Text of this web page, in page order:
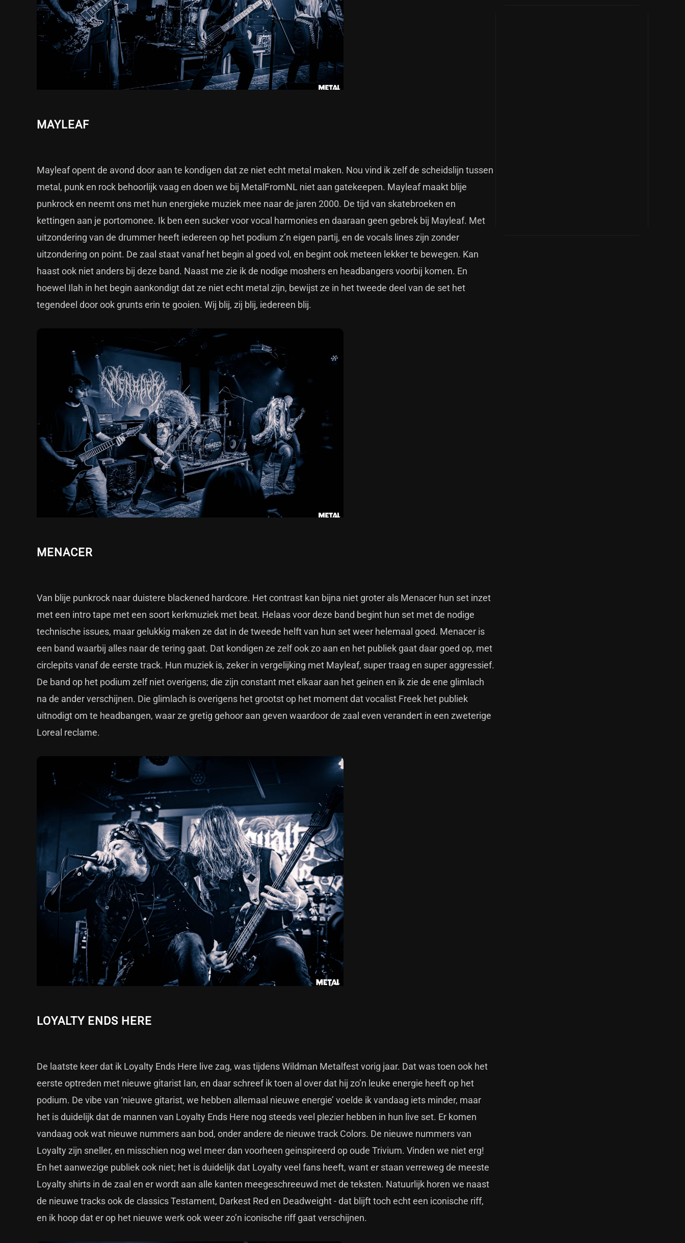
MAYLEAF
Mayleaf opent de avond door aan te kondigen dat ze niet echt metal maken. Nou vind ik zelf de scheidslijn tussen
metal, punk en rock behoorlijk vaag en doen we bij MetalFromNL niet aan gatekeepen. Mayleaf maakt blije
punkrock en neemt ons met hun energieke muziek mee naar de jaren 2000. De tijd van skatebroeken en
kettingen aan je portomonee. Ik ben een sucker voor vocal harmonies en daaraan geen gebrek bij Mayleaf. Met
uitzondering van de drummer heeft iedereen op het podium z’n eigen partij, en de vocals lines zijn zonder
uitzondering on point. De zaal staat vanaf het begin al goed vol, en begint ook meteen lekker te bewegen. Kan
haast ook niet anders bij deze band. Naast me zie ik de nodige moshers en headbangers voorbij komen. En
hoewel Ilah in het begin aankondigt dat ze niet echt metal zijn, bewijst ze in het tweede deel van de set het
tegendeel door ook grunts erin te gooien. Wij blij, zij blij, iedereen blij.
MENACER
Van blije punkrock naar duistere blackened hardcore. Het contrast kan bijna niet groter als Menacer hun set inzet
met een intro tape met een soort kerkmuziek met beat. Helaas voor deze band begint hun set met de nodige
technische issues, maar gelukkig maken ze dat in de tweede helft van hun set weer helemaal goed. Menacer is
een band waarbij alles naar de tering gaat. Dat kondigen ze zelf ook zo aan en het publiek gaat daar goed op, met
circlepits vanaf de eerste track. Hun muziek is, zeker in vergelijking met Mayleaf, super traag en super aggressief.
De band op het podium zelf niet overigens; die zijn constant met elkaar aan het geinen en ik zie de ene glimlach
na de ander verschijnen. Die glimlach is overigens het grootst op het moment dat vocalist Freek het publiek
uitnodigt om te headbangen, waar ze gretig gehoor aan geven waardoor de zaal even verandert in een zweterige
Loreal reclame.
LOYALTY ENDS HERE
De laatste keer dat ik Loyalty Ends Here live zag, was tijdens Wildman Metalfest vorig jaar. Dat was toen ook het
eerste optreden met nieuwe gitarist Ian, en daar schreef ik toen al over dat hij zo’n leuke energie heeft op het
podium. De vibe van ‘nieuwe gitarist, we hebben allemaal nieuwe energie’ voelde ik vandaag iets minder, maar
het is duidelijk dat de mannen van Loyalty Ends Here nog steeds veel plezier hebben in hun live set. Er komen
vandaag ook wat nieuwe nummers aan bod, onder andere de nieuwe track Colors. De nieuwe nummers van
Loyalty zijn sneller, en misschien nog wel meer dan voorheen geinspireerd op oude Trivium. Vinden we niet erg!
En het aanwezige publiek ook niet; het is duidelijk dat Loyalty veel fans heeft, want er staan verreweg de meeste
Loyalty shirts in de zaal en er wordt aan alle kanten meegeschreeuwd met de teksten. Natuurlijk horen we naast
de nieuwe tracks ook de classics Testament, Darkest Red en Deadweight - dat blijft toch echt een iconische riff,
en ik hoop dat er op het nieuwe werk ook weer zo’n iconische riff gaat verschijnen.